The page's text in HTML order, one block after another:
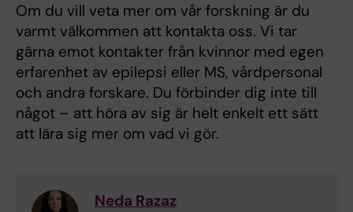
Om du vill veta mer om vår forskning är du
varmt välkommen att kontakta oss. Vi tar
gärna emot kontakter från kvinnor med egen
erfarenhet av epilepsi eller MS, vårdpersonal
och andra forskare. Du förbinder dig inte till
något – att höra av sig är helt enkelt ett sätt
att lära sig mer om vad vi gör.
Neda Razaz